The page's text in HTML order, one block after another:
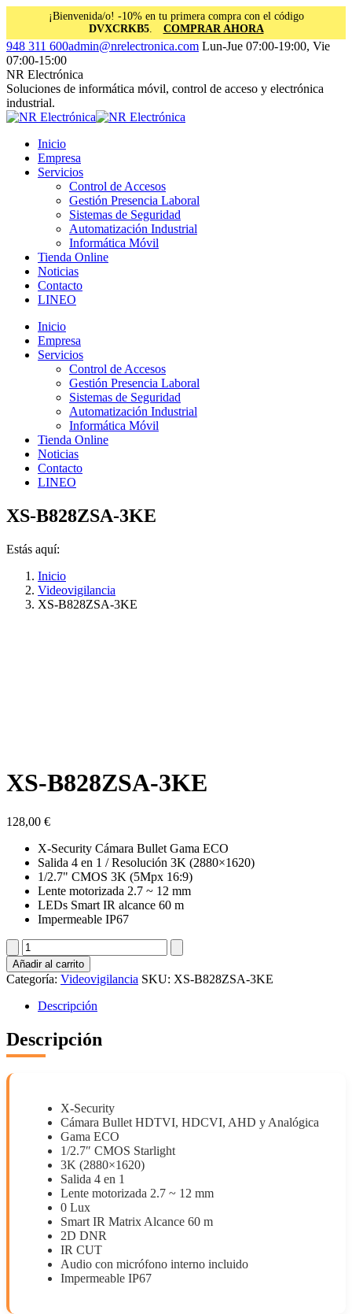
¡Bienvenida/o! -10% en tu primera compra con el código
DVXCRKB5. COMPRAR AHORA
Saltar
al
contenido
Facebook
page
opens
in
new
window
Instagram
page
opens
in
new
window
Linkedin
page
opens
in
new
window
948 311 600admin@nrelectronica.com Lun-Jue 07:00-19:00, Vie
07:00-15:00
NR Electrónica
Soluciones de informática móvil, control de acceso y electrónica
industrial.
Inicio
Empresa
Servicios
Control de Accesos
Gestión Presencia Laboral
Sistemas de Seguridad
Automatización Industrial
Informática Móvil
Tienda Online
Noticias
Contacto
LINEO
Inicio
Empresa
Servicios
Control de Accesos
Gestión Presencia Laboral
Sistemas de Seguridad
Automatización Industrial
Informática Móvil
Tienda Online
Noticias
Contacto
LINEO
XS-B828ZSA-3KE
Estás aquí:
Inicio
Videovigilancia
XS-B828ZSA-3KE
XS-B828ZSA-3KE
128,00 €
X-Security Cámara Bullet Gama ECO
Salida 4 en 1 / Resolución 3K (2880×1620)
1/2.7" CMOS 3K (5Mpx 16:9)
Lente motorizada 2.7 ~ 12 mm
LEDs Smart IR alcance 60 m
Impermeable IP67
XS-
B828ZSA-
3KE
cantidad
Añadir al carrito
Categoría: Videovigilancia SKU: XS-B828ZSA-3KE
Descripción
Descripción
X-Security
Cámara Bullet HDTVI, HDCVI, AHD y Analógica
Gama ECO
1/2.7″ CMOS Starlight
3K (2880×1620)
Salida 4 en 1
Lente motorizada 2.7 ~ 12 mm
0 Lux
Smart IR Matrix Alcance 60 m
2D DNR
IR CUT
Audio con micrófono interno incluido
Impermeable IP67